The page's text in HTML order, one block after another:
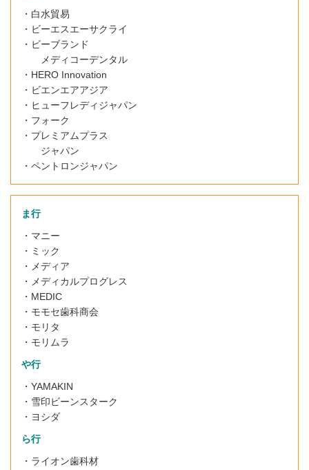
・白水貿易
・ビーエスエーサクライ
・ビーブランド
メディコーデンタル
・HERO Innovation
・ビエンエアアジア
・ ヒューフレディ ジャパン
・ フォーク
・ プレミアムプラス
ジャパン
・ペントロンジャパン
ま行
・マニー
・ミック
・メディア
・メディカルプログレス
・MEDIC
・モモセ歯科商会
・モリタ
・モリムラ
や行
・YAMAKIN
・雪印ビーンスターク
・ヨシダ
ら行
・ライオン歯科材